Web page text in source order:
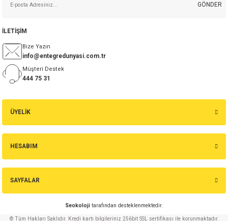
GÖNDER
ÜYELİK
HESABIM
SAYFALAR
Seokoloji tarafından desteklenmektedir.
İLETİŞİM
Bize Yazın
info@entegredunyasi.com.tr
Müşteri Destek
444 75 31
© Tüm Hakları Saklıdır. Kredi kartı bilgileriniz 256bit SSL sertifikası ile korunmaktadır.